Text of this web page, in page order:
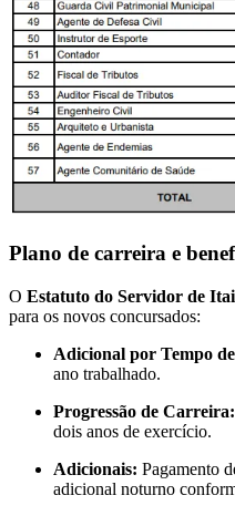
Plano de carreira e
O Estatuto do Servidor de
para os novos concursados:
Adicional por Tempo
ano trabalhado.
Progressão de Carreira:
dois anos de exercício.
Adicionais: Pagamento
adicional noturno